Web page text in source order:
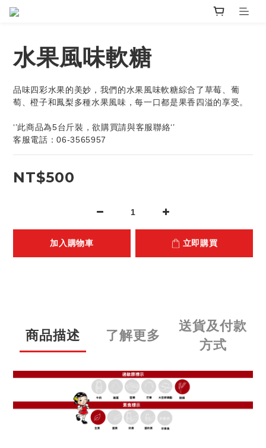
水果風味軟糖
品味四彩水果的美妙，我們的水果風味軟糖綜合了草莓、葡
萄、橙子和鳳梨多種水果風味，每一口都是果香四溢的享受。
‘’此商品為5台斤裝，欲購買請與客服聯絡‘’
客服電話：06-3565957
NT$500
加入購物車 立即購買
商品描述 了解更多
送貨及付款
方式